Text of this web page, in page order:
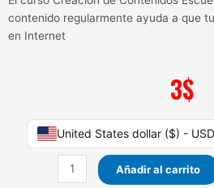
contenido regularmente ayuda a que
en Internet
3$
United States dollar ($) - USD
Creación
de
Contenidos
Escuela
Añadir al carrito